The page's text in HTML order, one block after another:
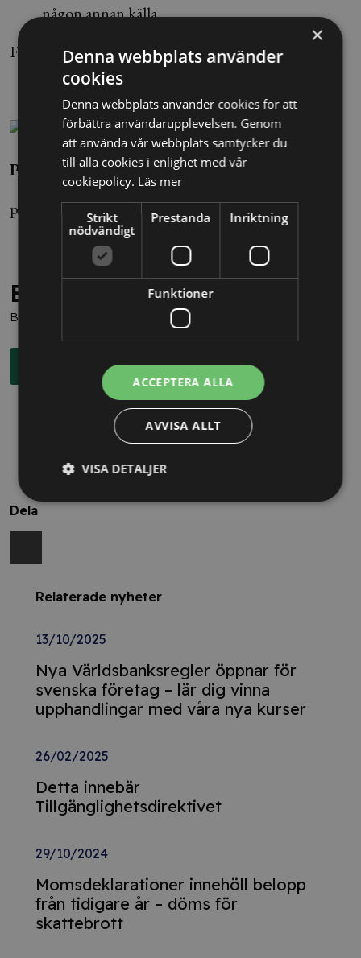
någon annan källa.
Foto: Pontus Stenberg/TT
Pinak Chakraborty / Axel Waltré, Lexnova
pinak.chakraborty@alltomjuridik.se
Behöver du juridisk hjälp?
Boka en kostnadsfri konsultation direkt via knappen nedan.
Boka rådgivning
Dela
Relaterade nyheter
13/10/2025
Nya Världsbanksregler öppnar för
svenska företag – lär dig vinna
upphandlingar med våra nya kurser
26/02/2025
Detta innebär
Tillgänglighetsdirektivet
29/10/2024
Momsdeklarationer innehöll belopp
från tidigare år – döms för
skattebrott
×
Denna webbplats använder
cookies
Denna webbplats använder cookies för att
förbättra användarupplevelsen. Genom
att använda vår webbplats samtycker du
till alla cookies i enlighet med vår
cookiepolicy. Läs mer
Strikt
nödvändigt
Prestanda Inriktning
Funktioner
ACCEPTERA ALLA
AVVISA ALLT
VISA DETALJER